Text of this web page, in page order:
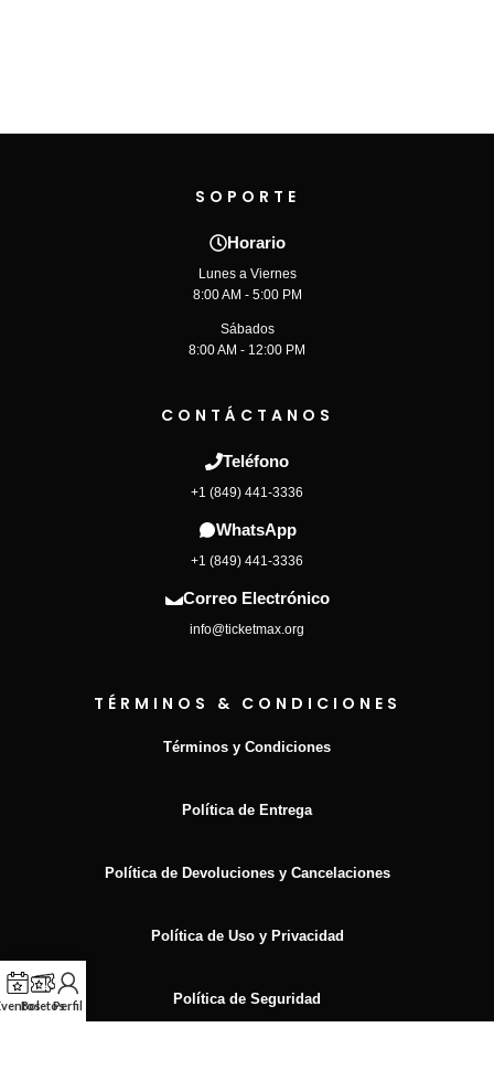
SOPORTE
Horario
Lunes a Viernes
8:00 AM - 5:00 PM
Sábados
8:00 AM - 12:00 PM
CONTÁCTANOS
Teléfono
+1 (849) 441-3336
WhatsApp
+1 (849) 441-3336
Correo Electrónico
info@ticketmax.org
TÉRMINOS & CONDICIONES
Términos y Condiciones
Política de Entrega
Política de Devoluciones y Cancelaciones
Política de Uso y Privacidad
Política de Seguridad
BoletosPerfil